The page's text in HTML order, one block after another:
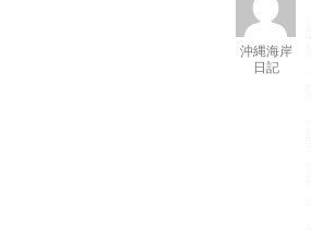
沖縄海岸
日記